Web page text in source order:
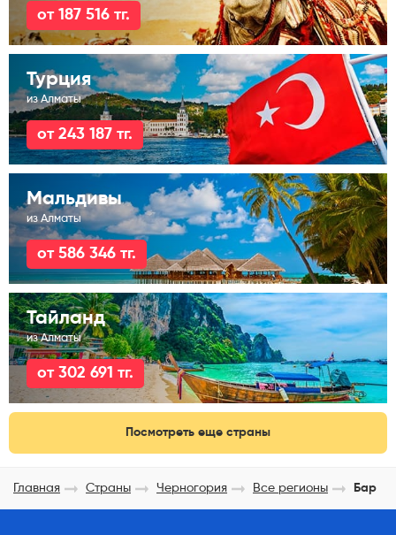
от 187 516 тг.
Турция
из Алматы
от 243 187 тг.
Мальдивы
из Алматы
от 586 346 тг.
Тайланд
из Алматы
от 302 691 тг.
Посмотреть еще страны
Главная Страны Черногория Все регионы Бар